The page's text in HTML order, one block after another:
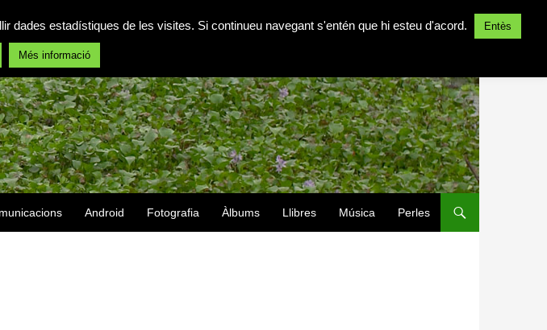
Android Fotografia Àlbums Llibres Música Perles
dades estadístiques de les visites. Si continueu navegant s'entén que hi esteu d'acord. Entès
Més informació